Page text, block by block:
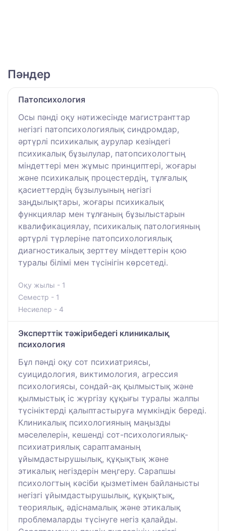
Пәндер
Патопсихология
Осы пәнді оқу нәтижесінде магистранттар
негізгі патопсихологиялық синдромдар,
әртүрлі психикалық аурулар кезіндегі
психикалық бұзылулар, патопсихологтың
міндеттері мен жұмыс принциптері, жоғары
және психикалық процестердің, тұлғалық
қасиеттердің бұзылуының негізгі
заңдылықтары, жоғары психикалық
функциялар мен тұлғаның бұзылыстарын
квалификациялау, психикалық патологияның
әртүрлі түрлеріне патопсихологиялық
диагностикалық зерттеу міндеттерін қою
туралы білімі мен түсінігін көрсетеді.
Оқу жылы - 1
Семестр - 1
Несиелер - 4
Эксперттік тәжірибедегі клиникалық
психология
Бұл пәнді оқу сот психиатриясы,
суицидология, виктимология, агрессия
психологиясы, сондай-ақ қылмыстық және
қылмыстық іс жүргізу құқығы туралы жалпы
түсініктерді қалыптастыруға мүмкіндік береді.
Клиникалық психологияның маңызды
мәселелерін, кешенді сот-психологиялық-
психиатриялық сараптаманың
ұйымдастырушылық, құқықтық және
этикалық негіздерін меңгеру. Сарапшы
психологтың кәсіби қызметімен байланысты
негізгі ұйымдастырушылық, құқықтық,
теориялық, әдіснамалық және этикалық
проблемаларды түсінуге негіз қалайды.